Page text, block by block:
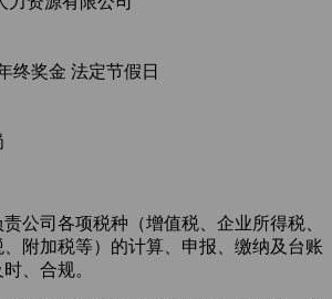
终奖金 法定节假日
公司各项税种（增值税、企业所得税、
附加税等）的计算、申报、缴纳及台账
、合规。